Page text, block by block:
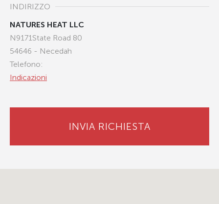
INDIRIZZO
NATURES HEAT LLC
N9171State Road 80
54646 - Necedah
Telefono:
Indicazioni
INVIA RICHIESTA